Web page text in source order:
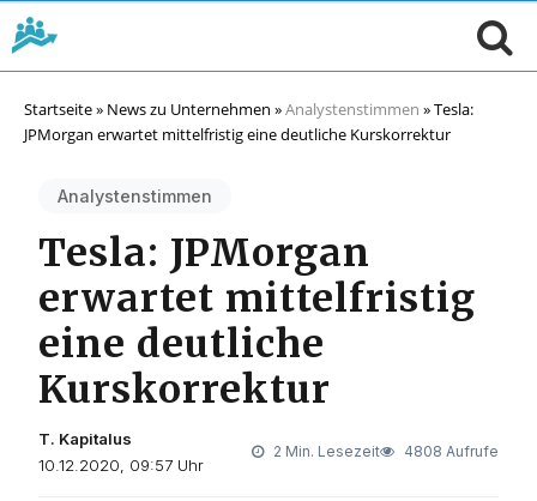
Startseite» News zu Unternehmen »Analystenstimmen »Tesla:
JPMorgan erwartet mittelfristig eine deutliche Kurskorrektur
Analystenstimmen
Tesla: JPMorgan
erwartet mittelfristig
eine deutliche
Kurskorrektur
T. Kapitalus
10.12.2020, 09:57 Uhr
2 Min. Lesezeit 4808 Aufrufe